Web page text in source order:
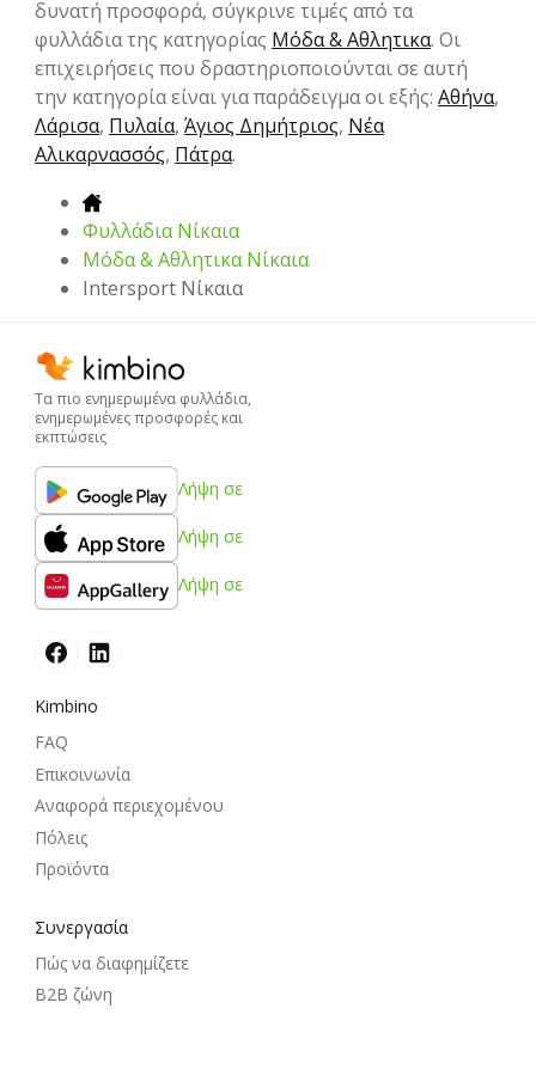
δυνατή προσφορά, σύγκρινε τιμές από τα
φυλλάδια της κατηγορίας Μόδα & Aθλητικα. Οι
επιχειρήσεις που δραστηριοποιούνται σε αυτή
την κατηγορία είναι για παράδειγμα οι εξής: Αθήνα,
Λάρισα, Πυλαία, Άγιος Δημήτριος, Νέα
Αλικαρνασσός, Πάτρα.
Φυλλάδια Νίκαια
Μόδα & Aθλητικα Νίκαια
Intersport Νίκαια
Τα πιο ενημερωμένα φυλλάδια,
ενημερωμένες προσφορές και
εκπτώσεις
Λήψη σε
Λήψη σε
Λήψη σε
Kimbino
FAQ
Επικοινωνία
Αναφορά περιεχομένου
Πόλεις
Προϊόντα
Συνεργασία
Πώς να διαφημίζετε
B2B ζώνη